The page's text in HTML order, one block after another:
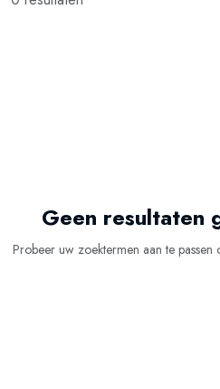
Geen resultaten
Probeer uw zoektermen aan te